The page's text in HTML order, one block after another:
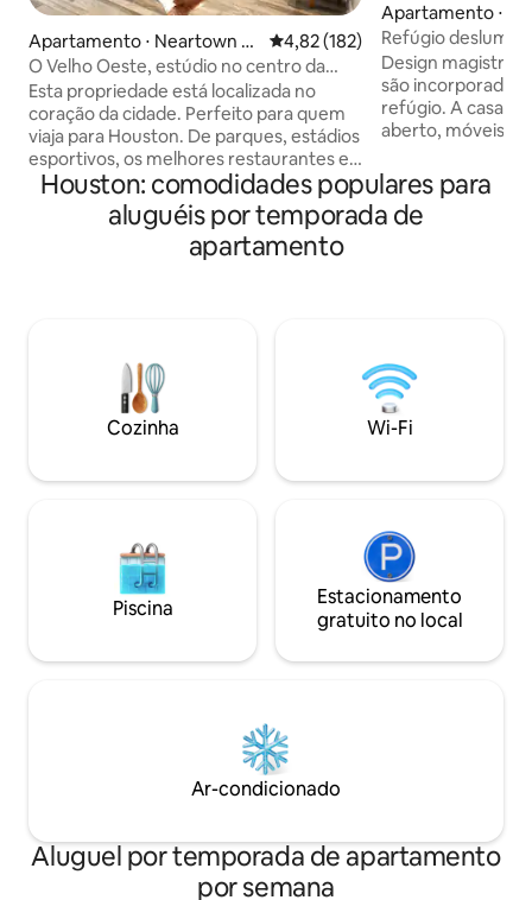
Apartamento ⋅ Neartown -
Montrose
4,82 de uma avaliação média de
4,82 (182)
O Velho Oeste, estúdio no centro da
cidade!
Esta propriedade está localizada no
coração da cidade. Perfeito para quem
viaja para Houston. De parques, estádios
esportivos, os melhores restaurantes e
bares da cidade. Tudo o que você
precisa fica a poucos minutos de
distância. O espaço vem totalmente
velocidade - Cápsulas de café e lanches -
Secador de cabelo - Estacionamento na
rua para o seu carro - Cama para animais
de estimação É claro que aceitamos
Apartamento ⋅
Montrose
Refúgio
cidade
Design magistral
são incorporados
refúgio. A casa
aberto, móveis
estética moderna geral. ✔
coração de
do centro da
alta velocidade de
Estacionamento
em lote privado
Houston: comodidades populares para
aluguéis por temporada de
apartamento
Cozinha Wi-Fi
Piscina
Estacionamento
gratuito no local
Ar-condicionado
Aluguel por temporada de apartamento
por semana